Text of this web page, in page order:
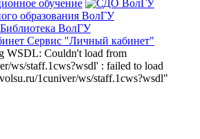
обучение
образования ВолГУ
Библиотека ВолГУ
Сервис "Личный кабинет"
WSDL: Couldn't load from
ws/staff.1cws?wsdl' : failed to load
1cuniver/ws/staff.1cws?wsdl"